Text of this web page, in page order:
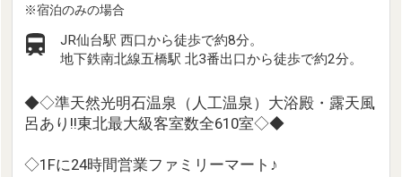
JR仙台駅 西口から徒歩で約8分。
地下鉄南北線五橋駅 北3番出口から徒歩で約2分。
◆◇準天然光明石温泉（人工温泉）大浴殿・露天風
呂あり!!東北最大級客室数全610室◇◆
◇1Fに24時間営業ファミリーマート♪